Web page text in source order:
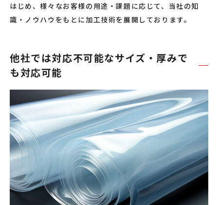
はじめ、様々なお客様の用途・課題に応じて、当社の知
識・ノウハウをもとに加工技術を展開しております。
他社では対応不可能なサイズ・厚みで
も対応可能